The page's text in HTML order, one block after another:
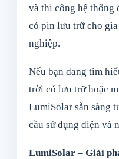
và thi công hệ thống
có pin lưu trữ cho
nghiệp.
Nếu bạn đang tìm
trời có lưu trữ hoặc
LumiSolar sẵn sàng
cầu sử dụng điện và
LumiSolar – Giải